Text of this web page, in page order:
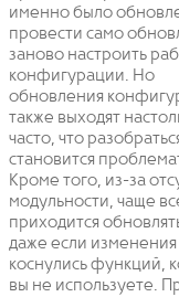
именно было
провести само
заново настроить
конфигурации. Но
обновления
также выходят
часто, что
становится
Кроме того, из-за
модульности, чаще
приходится
даже если изменения
коснулись функций,
вы не используете.